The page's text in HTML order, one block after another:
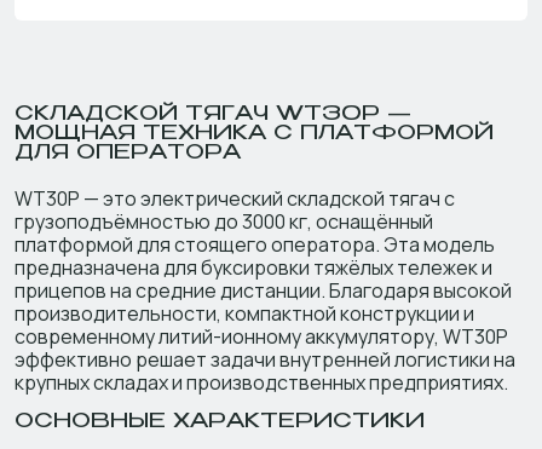
СКЛАДСКОЙ ТЯГАЧ WT30P —
МОЩНАЯ ТЕХНИКА С ПЛАТФОРМОЙ
ДЛЯ ОПЕРАТОРА
WT30P — это электрический складской тягач с
грузоподъёмностью до 3000 кг, оснащённый
платформой для стоящего оператора. Эта модель
предназначена для буксировки тяжёлых тележек и
прицепов на средние дистанции. Благодаря высокой
производительности, компактной конструкции и
современному литий-ионному аккумулятору, WT30P
эффективно решает задачи внутренней логистики на
крупных складах и производственных предприятиях.
ОСНОВНЫЕ ХАРАКТЕРИСТИКИ